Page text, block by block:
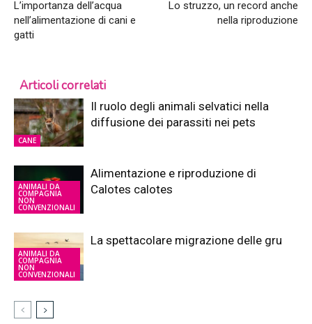
L’importanza dell’acqua
nell’alimentazione di cani e
gatti
Lo struzzo, un record anche
nella riproduzione
Articoli correlati
CANE
Il ruolo degli animali selvatici nella
diffusione dei parassiti nei pets
ANIMALI DA
COMPAGNIA
NON
CONVENZIONALI
Alimentazione e riproduzione di
Calotes calotes
ANIMALI DA
COMPAGNIA
NON
CONVENZIONALI
La spettacolare migrazione delle gru